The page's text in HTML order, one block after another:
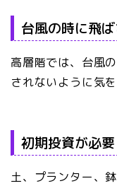
台風の時に飛
高層階では、台風
されないように気
初期投資が必要
土、プランター、